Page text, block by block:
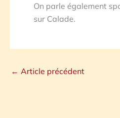
On parle également
sur Calade.
← Article précédent